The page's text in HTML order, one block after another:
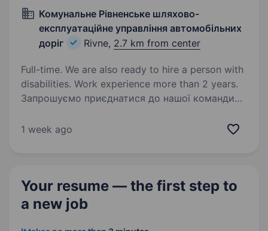
Комунальне Рівненське шляхово-
експлуатаційне управління автомобільних
доріг
Rivne, 2.7 km from center
Full-time. We are also ready to hire a person with
disabilities. Work experience more than 2 years.
Запрошуємо приєднатися до нашої команди
експлуатаційному управлінні автомобільних
1 week ago
Your resume — the first step to
a new job